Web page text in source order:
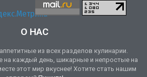
О НАС
из всех разделов кулинарии.
каждый день, шикарные и непростые на
этот мир вкуснее! Хотите стать нашим